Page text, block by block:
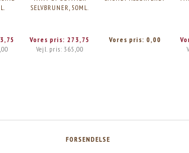
SELVBRUNER, 50ML.
Vores pris: 273,75
Vejl. pris:365,00
Vores pris:0,00
FORSENDELSE